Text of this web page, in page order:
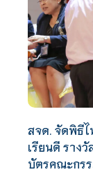
สจด. จัดพิธีไ
เรียนดี ราง
บัตรคณะกรร